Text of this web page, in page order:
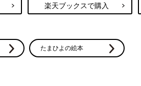
楽天ブックスで購入
たまひよの絵本